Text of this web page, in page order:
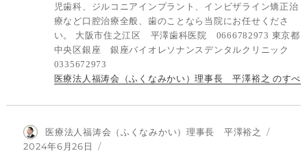
児歯科、ジルコニアインプラント、インビザライン矯正治
療など口腔治療全般、歯のことなら当院にお任せくださ
い。 大阪市住之江区 平澤歯科医院 0666782973 東京都
中央区銀座 銀座バイオレソナンスデンタルクリニック
0335672973
医療法人福涛会（ふくなみかい）理事長 平澤裕之 のすべ
投
稿
医療法人福涛会（ふくなみかい）理事長 平澤裕之
投
2024年6月26日